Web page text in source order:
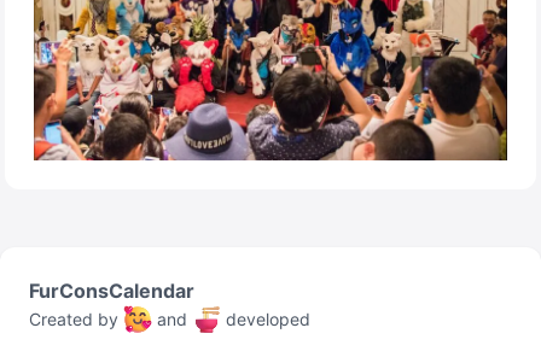
FurConsCalendar
Created by and developed